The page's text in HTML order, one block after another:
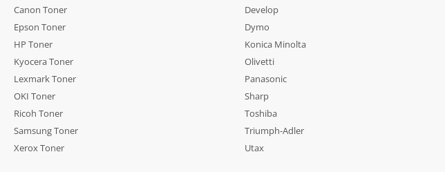
Canon Toner
Epson Toner
HP Toner
Kyocera Toner
Lexmark Toner
OKI Toner
Ricoh Toner
Samsung Toner
Xerox Toner
Develop
Dymo
Konica Minolta
Olivetti
Panasonic
Sharp
Toshiba
Triumph-Adler
Utax